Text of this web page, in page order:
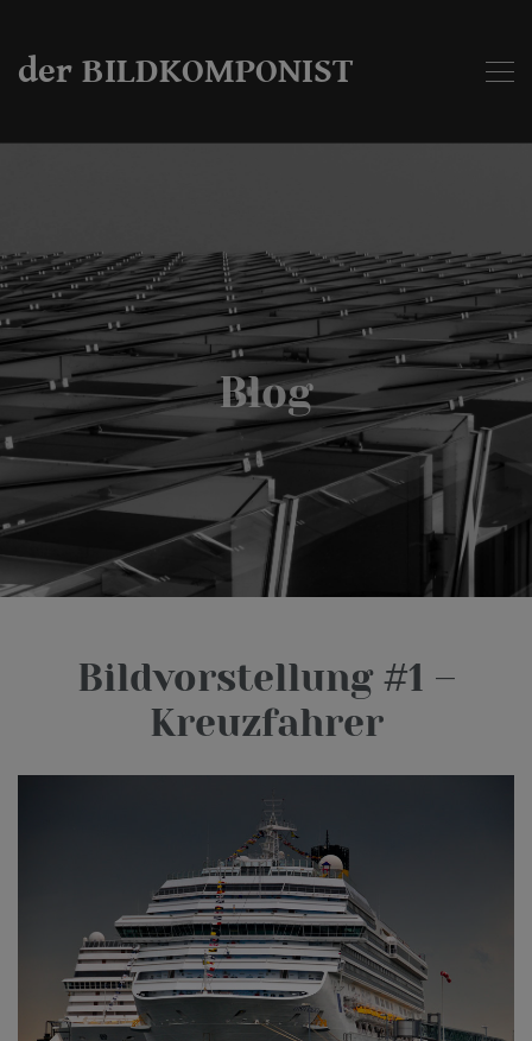
der BILDKOMPONIST
Blog
Bildvorstellung #1 –
Kreuzfahrer